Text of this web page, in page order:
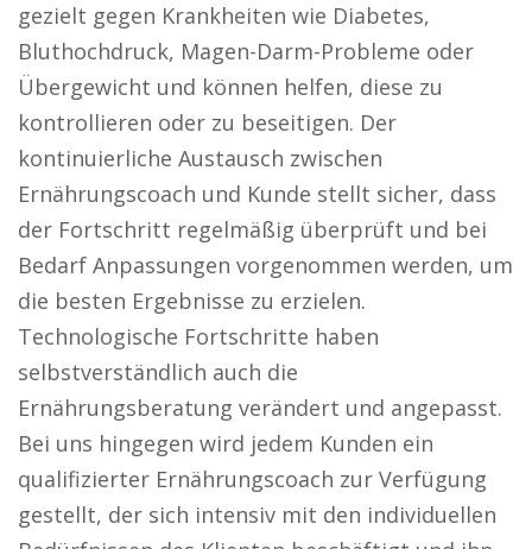
gezielt gegen Krankheiten wie Diabetes,
Bluthochdruck, Magen-Darm-Probleme oder
Übergewicht und können helfen, diese zu
kontrollieren oder zu beseitigen. Der
kontinuierliche Austausch zwischen
Ernährungscoach und Kunde stellt sicher, dass
der Fortschritt regelmäßig überprüft und bei
Bedarf Anpassungen vorgenommen werden, um
die besten Ergebnisse zu erzielen.
Technologische Fortschritte haben
selbstverständlich auch die
Ernährungsberatung verändert und angepasst.
Bei uns hingegen wird jedem Kunden ein
qualifizierter Ernährungscoach zur Verfügung
gestellt, der sich intensiv mit den individuellen